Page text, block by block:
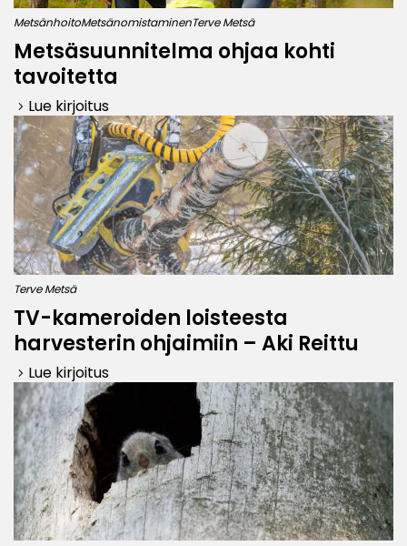
MetsänhoitoMetsänomistaminenTerve Metsä
Metsäsuunnitelma ohjaa kohti
tavoitetta
keyboard_arrow_right Lue kirjoitus
Terve Metsä
TV-kameroiden loisteesta
harvesterin ohjaimiin – Aki Reittu
keyboard_arrow_right Lue kirjoitus